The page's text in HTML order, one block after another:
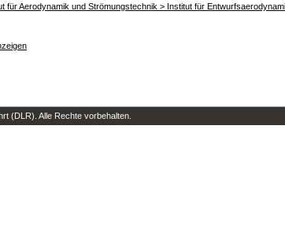
für Aerodynamik und Strömungstechnik > Institut für
(DLR). Alle Rechte vorbehalten.